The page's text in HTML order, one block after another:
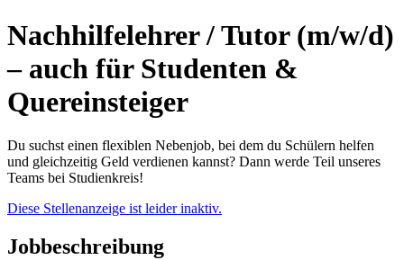
Nachhilfelehrer / Tutor (m/w/d)
– auch für Studenten &
Quereinsteiger
Du suchst einen flexiblen Nebenjob, bei dem du Schülern helfen
und gleichzeitig Geld verdienen kannst? Dann werde Teil unseres
Teams bei Studienkreis!
Diese Stellenanzeige ist leider inaktiv.
Jobbeschreibung